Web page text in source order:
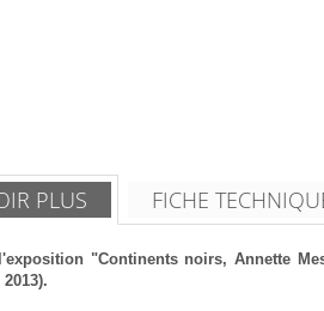
PLUS FICHE
"Continents noirs, Annette